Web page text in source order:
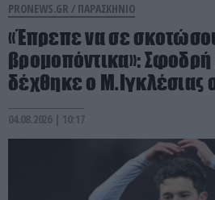
PRONEWS.GR / ΠΑΡΑΣΚΗΝΙΟ
«Έπρεπε να σε
βρομοπόντικα»:
δέχθηκε ο Μ.Ιγκλέσιας
04.08.2026 | 10:17